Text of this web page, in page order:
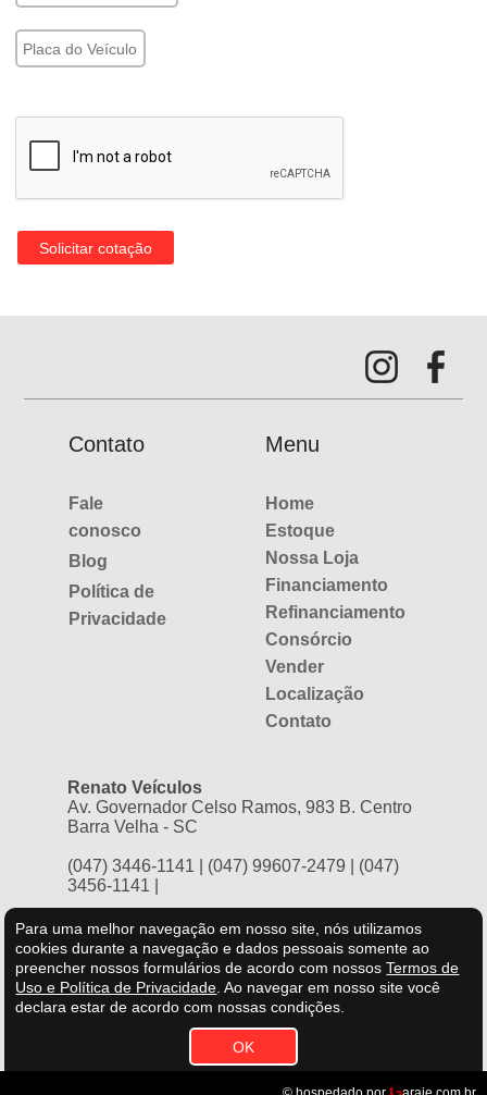
Contato Menu
Fale
conosco
Blog
Política de
Privacidade
Home
Estoque
Nossa Loja
Financiamento
Refinanciamento
Consórcio
Vender
Localização
Contato
Renato Veículos
Av. Governador Celso Ramos, 983 B. Centro
Barra Velha - SC
(047) 3446-1141 (047) 99607-2479
(047)
3456-1141
Para uma melhor navegação em nosso site, nós utilizamos
cookies durante a navegação e dados pessoais somente ao
preencher nossos formulários de acordo com nossosTermos de
Uso e Política de Privacidade. Ao navegar em nosso site você
declara estar de acordo com nossas condições.
G